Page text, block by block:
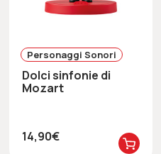
Personaggi Sonori
Dolci sinfonie di
Mozart
14,90€